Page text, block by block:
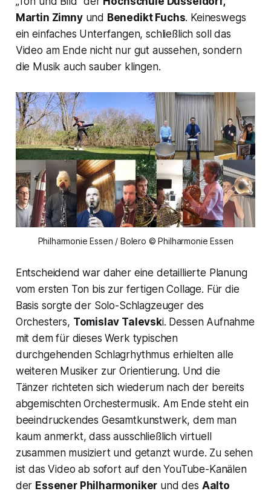
Martin Zimnyund Benedikt Fuchs. Keineswegs
ein einfaches Unterfangen, schließlich soll das
Video am Ende nicht nur gut aussehen, sondern
die Musik auch sauber klingen.
Philharmonie Essen / Bolero © Philharmonie Essen
Entscheidend war daher eine detaillierte Planung
vom ersten Ton bis zur fertigen Collage. Für die
Basis sorgte der Solo-Schlagzeuger des
Orchesters, Tomislav Talevski. Dessen Aufnahme
mit dem für dieses Werk typischen
durchgehenden Schlagrhythmus erhielten alle
weiteren Musiker zur Orientierung. Und die
Tänzer richteten sich wiederum nach der bereits
abgemischten Orchestermusik. Am Ende steht ein
beeindruckendes Gesamtkunstwerk, dem man
kaum anmerkt, dass ausschließlich virtuell
zusammen musiziert und getanzt wurde. Zu sehen
ist das Video ab sofort auf den YouTube-Kanälen
der Essener Philharmoniker und des Aalto